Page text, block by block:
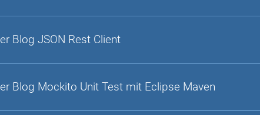
Blog JSON Rest Client
Blog Mockito Unit Test mit Eclipse Maven